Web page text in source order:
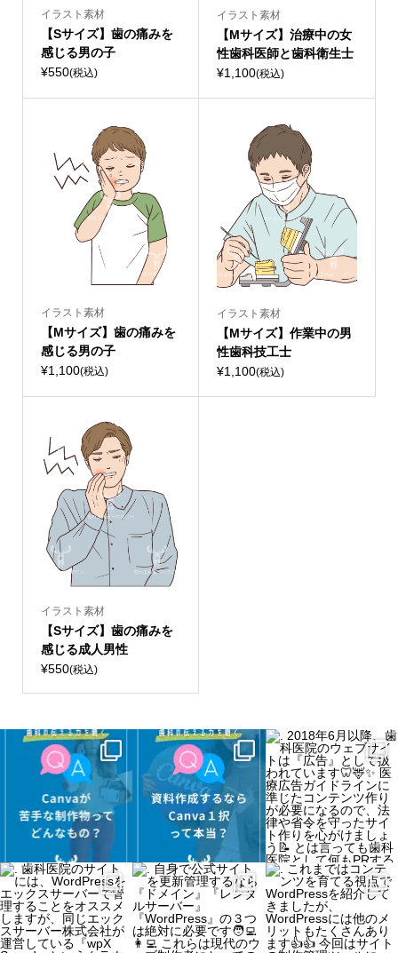
イラスト素材
【Sサイズ】歯の痛みを
感じる男の子
¥550(税込)
イラスト素材
【Mサイズ】治療中の女
性歯科医師と歯科衛生士
¥1,100(税込)
イラスト素材
【Mサイズ】歯の痛みを
感じる男の子
¥1,100(税込)
イラスト素材
【Mサイズ】作業中の男
性歯科技工士
¥1,100(税込)
イラスト素材
【Sサイズ】歯の痛みを
感じる成人男性
¥550(税込)